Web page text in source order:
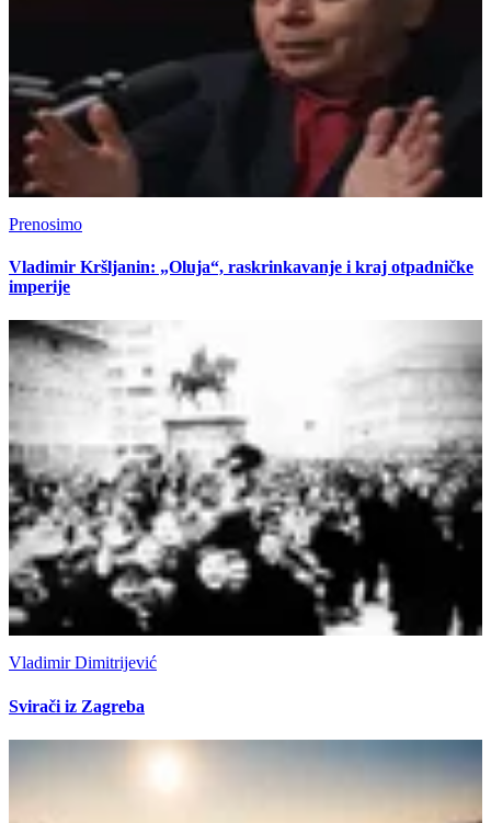
Prenosimo
Vladimir Kršljanin: „Oluja“, raskrinkavanje i kraj otpadničke
imperije
Vladimir Dimitrijević
Svirači iz Zagreba